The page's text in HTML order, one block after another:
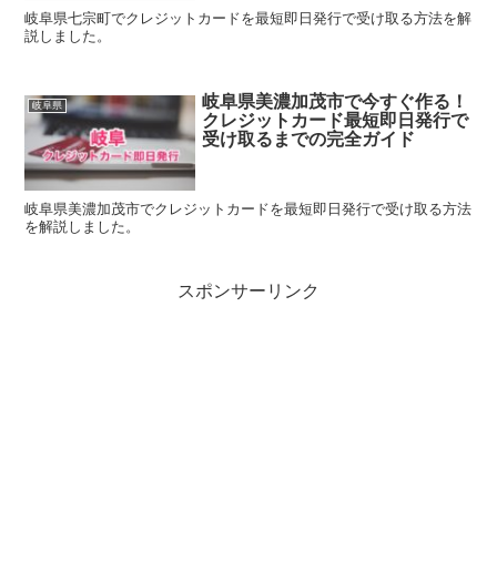
岐阜県七宗町でクレジットカードを最短即日発行で受け取る方法を解
説しました。
岐阜県
岐阜県美濃加茂市で今すぐ作る！
クレジットカード最短即日発行で
受け取るまでの完全ガイド
岐阜県美濃加茂市でクレジットカードを最短即日発行で受け取る方法
を解説しました。
スポンサーリンク